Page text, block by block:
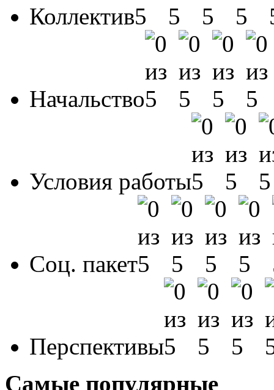
Коллектив
Начальство
Условия работы
Соц. пакет
Перспективы
Самые популярные